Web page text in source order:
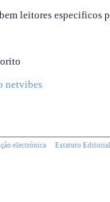
leitores especificos
electrónica Estatuto Editorial